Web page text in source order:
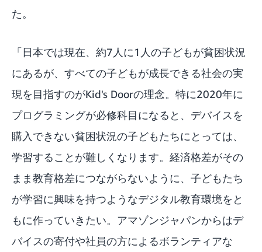
た。
「日本では現在、約7人に1人の子どもが貧困状況
にあるが、すべての子どもが成長できる社会の実
現を目指すのがKid's Doorの理念。特に2020年に
プログラミングが必修科目になると、デバイスを
購入できない貧困状況の子どもたちにとっては、
学習することが難しくなります。経済格差がその
まま教育格差につながらないように、子どもたち
が学習に興味を持つようなデジタル教育環境をと
もに作っていきたい。アマゾンジャパンからはデ
バイスの寄付や社員の方によるボランティアな